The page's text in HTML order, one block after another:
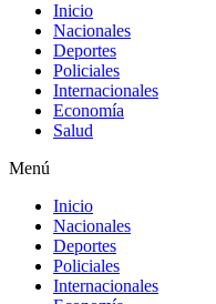
Inicio
Nacionales
Deportes
Policiales
Internacionales
Economía
Salud
Menú
Inicio
Nacionales
Deportes
Policiales
Internacionales